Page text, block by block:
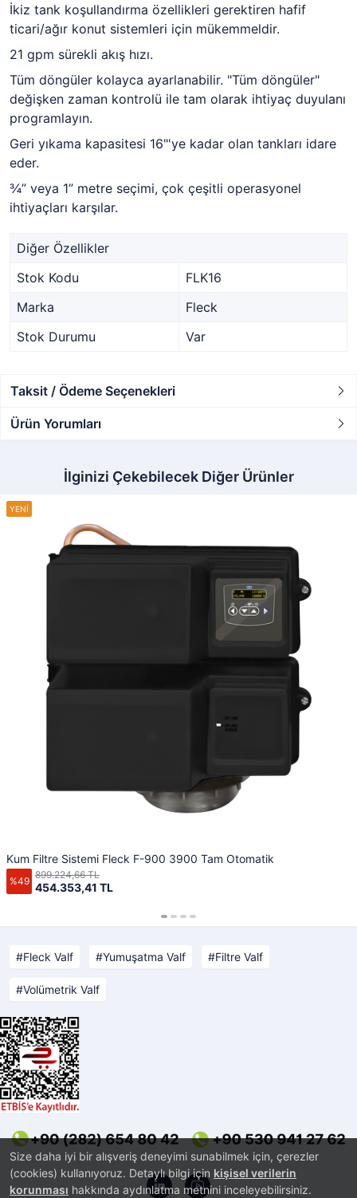
Size daha iyi bir alışveriş deneyimi sunabilmek için, çerezler
(cookies) kullanıyoruz. Detaylı bilgi için kişisel verilerin
korunması hakkında aydınlatma metnini inceleyebilirsiniz.
İkiz tank koşullandırma özellikleri gerektiren hafif
ticari/ağır konut sistemleri için mükemmeldir.
21 gpm sürekli akış hızı.
Tüm döngüler kolayca ayarlanabilir. "Tüm döngüler"
değişken zaman kontrolü ile tam olarak ihtiyaç duyulanı
programlayın.
Geri yıkama kapasitesi 16"'ye kadar olan tankları idare
eder.
¾” veya 1” metre seçimi, çok çeşitli operasyonel
ihtiyaçları karşılar.
Diğer Özellikler
Stok Kodu
FLK16
Marka
Fleck
Stok Durumu
Var
Taksit / Ödeme Seçenekleri
Ürün Yorumları
İlginizi Çekebilecek Diğer Ürünler
Kum Filtre Sistemi Fleck F-900 3900 Tam Otomatik
%49 454.353,41 TL
899.224,66 TL
Fleck Valf Yumuşatma Valf Filtre Valf
Volümetrik Valf